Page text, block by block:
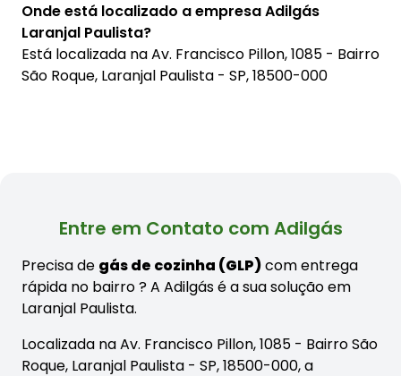
Onde está localizado a empresa Adilgás
Laranjal Paulista?
Está localizada naAv. Francisco Pillon, 1085 - Bairro
São Roque, Laranjal Paulista - SP, 18500-000
Entre em Contato com Adilgás
Precisa de gás de cozinha (GLP)com entrega
rápida no bairro? A Adilgás é a sua solução em
Laranjal Paulista.
Localizada na Av. Francisco Pillon, 1085 - Bairro São
Roque, Laranjal Paulista - SP, 18500-000, a